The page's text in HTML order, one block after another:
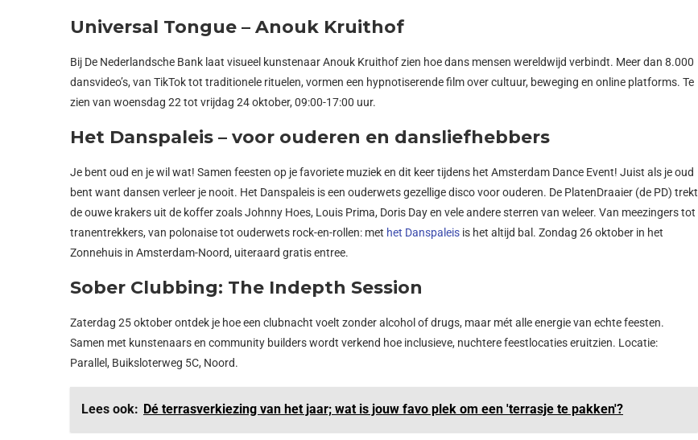
Universal Tongue – Anouk Kruithof
Bij De Nederlandsche Bank laat visueel kunstenaar Anouk Kruithof zien hoe dans mensen wereldwijd verbindt. Meer dan 8.000
dansvideo’s, van TikTok tot traditionele rituelen, vormen een hypnotiserende film over cultuur, beweging en online platforms. Te
zien van woensdag 22 tot vrijdag 24 oktober, 09:00-17:00 uur.
Het Danspaleis – voor ouderen en dansliefhebbers
Je bent oud en je wil wat! Samen feesten op je favoriete muziek en dit keer tijdens het Amsterdam Dance Event! Juist als je oud
bent want dansen verleer je nooit. Het Danspaleis is een ouderwets gezellige disco voor ouderen. De PlatenDraaier (de PD) trekt
de ouwe krakers uit de koffer zoals Johnny Hoes, Louis Prima, Doris Day en vele andere sterren van weleer. Van meezingers tot
tranentrekkers, van polonaise tot ouderwets rock-en-rollen: met het Danspaleis is het altijd bal. Zondag 26 oktober in het
Zonnehuis in Amsterdam-Noord, uiteraard gratis entree.
Sober Clubbing: The Indepth Session
Zaterdag 25 oktober ontdek je hoe een clubnacht voelt zonder alcohol of drugs, maar mét alle energie van echte feesten.
Samen met kunstenaars en community builders wordt verkend hoe inclusieve, nuchtere feestlocaties eruitzien. Locatie:
Parallel, Buiksloterweg 5C, Noord.
Lees ook: Dé terrasverkiezing van het jaar; wat is jouw favo plek om een 'terrasje te pakken'?